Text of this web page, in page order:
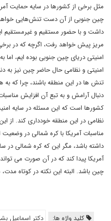
مثل برخی از کشورها در سایه حمایت
چین جنوبی از آن دست تنش‌هایی خواهد
داشت و با حضور مستقیم و غیرمستقیم
مریز پیش خواهد رفت، اگرچه که در
امنیتی دریای چین جنوبی بوده ایم،
امنیتی و نظامی حال حاضر چین نیز
تنش ها در این منطقه باشند، چرا که
دنبال آرامش و به تبع آن افزایش
کشورها است که این مسئله در سایه
نظامی در این منطقه خودداری کند. از
مناسبات آمریکا با کره شمالی در
داشته باشد، مگر این که کره شمالی در
آمریکا پیدا کند که در آن صورت می
چین باشد. البته این نکته در کوتاه
کلید واژه ها:
دکتر اسماعیل